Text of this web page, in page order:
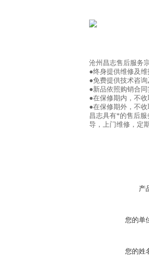
沧州昌志售后服务
●终身提供维修及
●免费提供技术咨
●新品依照购销合
●在保修期内，不
●在保修期外，不
昌志具有*的售后
导，上门维修，定
产
您的单
您的姓